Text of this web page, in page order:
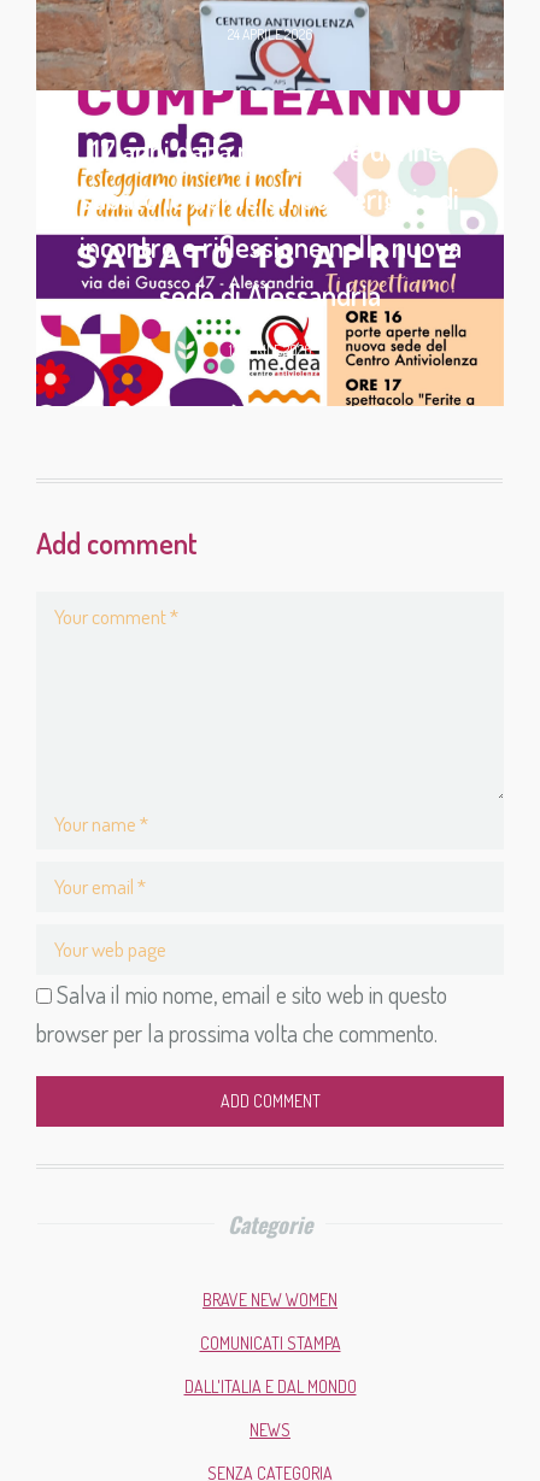
24 APRILE 2026
17 anni dalla parte delle donne:
sabato 18 aprile un pomeriggio di
incontro e riflessione nella nuova
sede di Alessandria
13 APRILE 2026
Add comment
Salva il mio nome, email e sito web in questo
browser per la prossima volta che commento.
ADD COMMENT
Categorie
BRAVE NEW WOMEN
COMUNICATI STAMPA
DALL'ITALIA E DAL MONDO
NEWS
SENZA CATEGORIA